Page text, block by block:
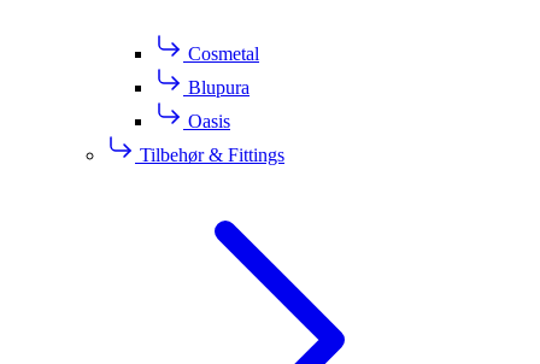
Cosmetal
Blupura
Oasis
Tilbehør & Fittings